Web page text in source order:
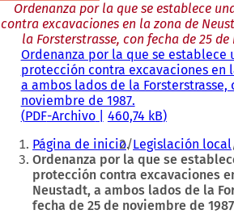
Ordenanza por la que se establece
contra excavaciones en la zona de
la Forsterstrasse, con fecha de 25 de
Ordenanza por la que se establece
protección contra excavaciones en
a ambos lados de la Forsterstrasse,
noviembre de 1987.
PDF-Archivo 460,74 kB
Estás
aquí:
Página de inicio Legislación local
Ordenanza por la que se
protección contra excavaciones
Neustadt, a ambos lados de la
fecha de 25 de noviembre de